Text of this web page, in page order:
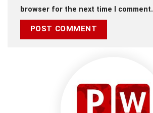
browser for the next time I comment.